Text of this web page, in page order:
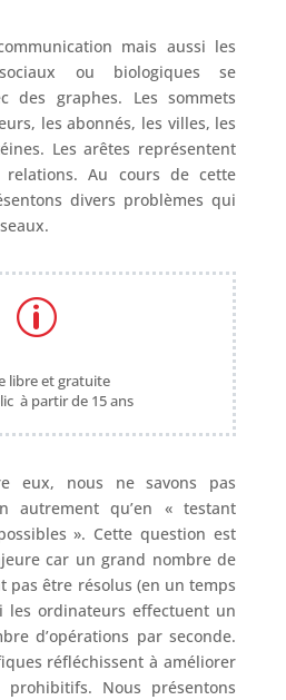
mais aussi les
ou biologiques se
des graphes. Les sommets
les abonnés, les villes, les
Les arêtes représentent
Au cours de cette
divers problèmes qui
p
libre et gratuite
à partir de 15 ans
eux, nous ne savons pas
autrement qu’en « testant
». Cette question est
car un grand nombre de
pas être résolus (en un temps
les ordinateurs effectuent un
d’opérations par seconde.
réfléchissent à améliorer
Nous présentons